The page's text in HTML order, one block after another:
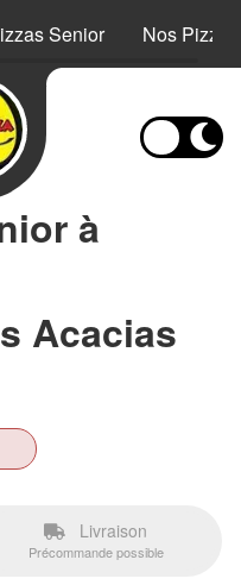
Senior Nos Pizza
à
Acacias
Livraison
Précommande possible